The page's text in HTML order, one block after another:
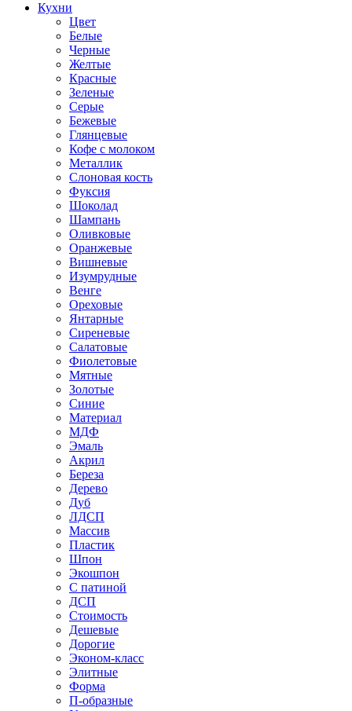
Кухни
Цвет
Белые
Черные
Желтые
Красные
Зеленые
Серые
Бежевые
Глянцевые
Кофе с молоком
Металлик
Слоновая кость
Фуксия
Шоколад
Шампань
Оливковые
Оранжевые
Вишневые
Изумрудные
Венге
Ореховые
Янтарные
Сиреневые
Салатовые
Фиолетовые
Мятные
Золотые
Синие
Материал
МДФ
Эмаль
Акрил
Береза
Дерево
Дуб
ЛДСП
Массив
Пластик
Шпон
Экошпон
С патиной
ДСП
Стоимость
Дешевые
Дорогие
Эконом-класс
Элитные
Форма
П-образные